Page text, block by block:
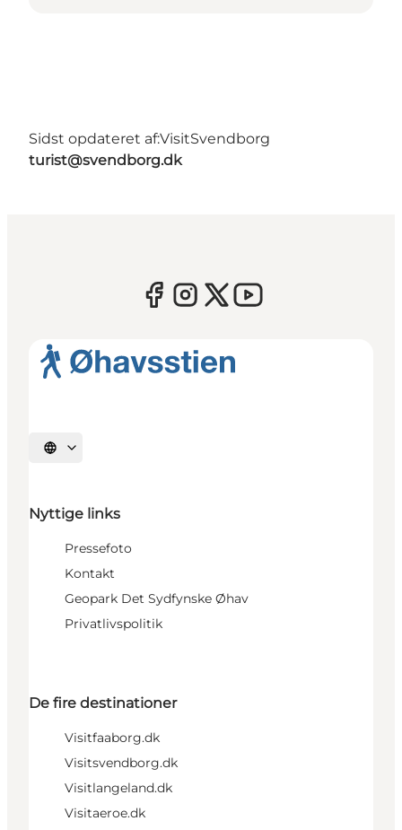
Sidst opdateret af:VisitSvendborg
turist@svendborg.dk
Vælg sprog
Nyttige links
Pressefoto
Kontakt
Geopark Det Sydfynske Øhav
Privatlivspolitik
De fire destinationer
Visitfaaborg.dk
Visitsvendborg.dk
Visitlangeland.dk
Visitaeroe.dk